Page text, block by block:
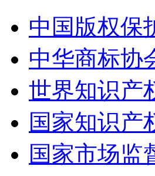
中国版权保
中华商标协
世界知识产
国家知识产
国家市场监